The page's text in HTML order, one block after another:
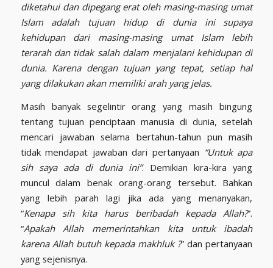
diketahui dan dipegang erat oleh masing-masing umat
Islam adalah tujuan hidup di dunia ini supaya
kehidupan dari masing-masing umat Islam lebih
terarah dan tidak salah dalam menjalani kehidupan di
dunia. Karena dengan tujuan yang tepat, setiap hal
yang dilakukan akan memiliki arah yang jelas.
Masih banyak segelintir orang yang masih bingung
tentang tujuan penciptaan manusia di dunia, setelah
mencari jawaban selama bertahun-tahun pun masih
tidak mendapat jawaban dari pertanyaan “Untuk apa
sih saya ada di dunia ini”. Demikian kira-kira yang
muncul dalam benak orang-orang tersebut. Bahkan
yang lebih parah lagi jika ada yang menanyakan,
“Kenapa sih kita harus beribadah kepada Allah?”.
“Apakah Allah memerintahkan kita untuk ibadah
karena Allah butuh kepada makhluk ?” dan pertanyaan
yang sejenisnya.